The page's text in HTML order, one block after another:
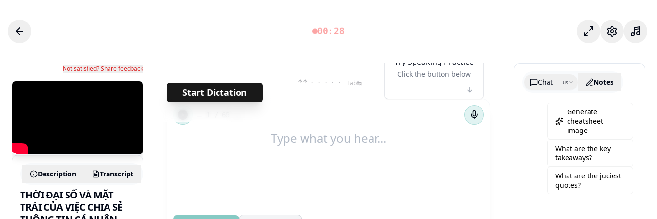
00:28 FokusmodusEinstellungen
Not satisfied? Share feedback
Description Transcript
THỜI ĐẠI SỐ VÀ MẶT
TRÁI CỦA VIỆC CHIA SẺ
Start Dictation
** · · · · · Tab↹
Try Speaking Practice
Click the button below
Chat us Notes
Generate
cheatsheet
image
What are the key
takeaways?
What are the juciest
quotes?